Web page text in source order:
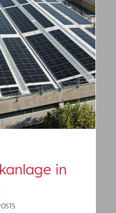
in
in